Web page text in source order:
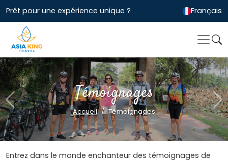
Prêt pour une expérience unique ? Français
Témoignages
Accueil Témoignages
Previous
Entrez dans le monde enchanteur des témoignages de